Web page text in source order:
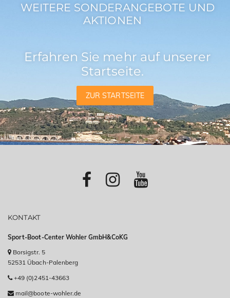
WEITERE SONDERANGEBOTE UND
AKTIONEN
Erfahren Sie mehr auf unserer
Startseite.
ZUR STARTSEITE
KONTAKT
Sport-Boot-Center Wohler GmbH&CoKG
Borsigstr. 5
52531 Übach-Palenberg
+49 (0)2451-43663
mail@boote-wohler.de